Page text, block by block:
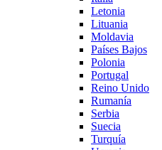
Letonia
Lituania
Moldavia
Países Bajos
Polonia
Portugal
Reino Unido
Rumanía
Serbia
Suecia
Turquía